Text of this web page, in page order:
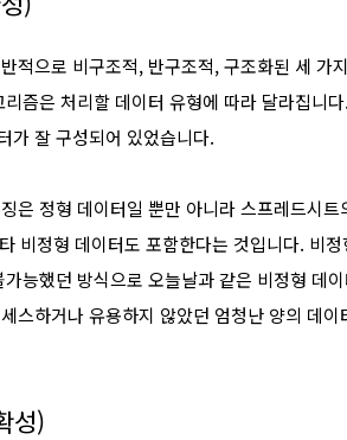
적으로 비구조적, 반구조적, 구조화된 세 가
즘은 처리할 데이터 유형에 따라 달라집니
가 잘 구성되어 있었습니다.
은 정형 데이터일 뿐만 아니라 스프레드시
비정형 데이터도 포함한다는 것입니다. 비
능했던 방식으로 오늘날과 같은 비정형 데
스하거나 유용하지 않았던 엄청난 양의 데이
성)